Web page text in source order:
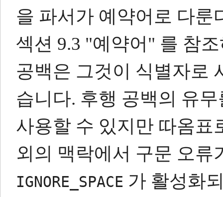
을 파서가 예약어로 다룬
섹션 9.3 "예약어" 를 참
공백은 그것이 식별자로
습니다. 후행 공백의 유
사용할 수 있지만 따옴표
외의 맥락에서 구문 오류
IGNORE_SPACE 가 활성화